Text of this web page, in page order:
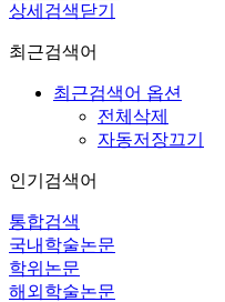
상세검색닫기
최근검색어
최근검색어 옵션
전체삭제
자동저장끄기
인기검색어
통합검색
국내학술논문
학위논문
해외학술논문